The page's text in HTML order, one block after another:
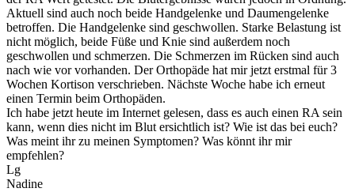
Aktuell sind auch noch beide Handgelenke und Daumengelenke
betroffen. Die Handgelenke sind geschwollen. Starke Belastung ist
nicht möglich, beide Füße und Knie sind außerdem noch
geschwollen und schmerzen. Die Schmerzen im Rücken sind auch
nach wie vor vorhanden. Der Orthopäde hat mir jetzt erstmal für 3
Wochen Kortison verschrieben. Nächste Woche habe ich erneut
einen Termin beim Orthopäden.
Ich habe jetzt heute im Internet gelesen, dass es auch einen RA sein
kann, wenn dies nicht im Blut ersichtlich ist? Wie ist das bei euch?
Was meint ihr zu meinen Symptomen? Was könnt ihr mir
empfehlen?
Lg
Nadine